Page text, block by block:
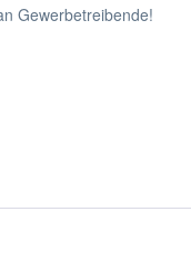
Gewerbetreibende!